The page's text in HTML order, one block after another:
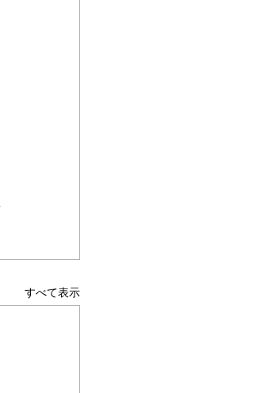
すべて表示